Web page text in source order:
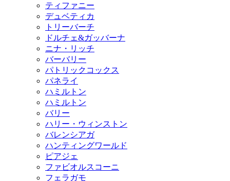
ティファニー
デュベティカ
トリーバーチ
ドルチェ&ガッバーナ
ニナ・リッチ
バーバリー
パトリックコックス
パネライ
ハミルトン
ハミルトン
バリー
ハリー・ウィンストン
バレンシアガ
ハンティングワールド
ピアジェ
ファビオルスコーニ
フェラガモ